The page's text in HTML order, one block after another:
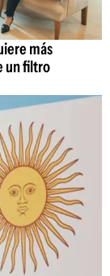
más
un filtro